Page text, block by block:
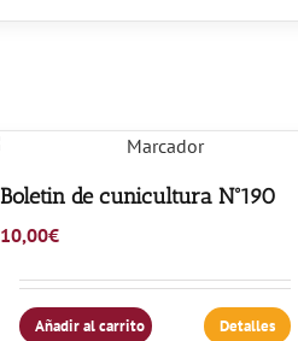
Boletin de cunicultura Nº190
10,00€
Añadir al carrito Detalles